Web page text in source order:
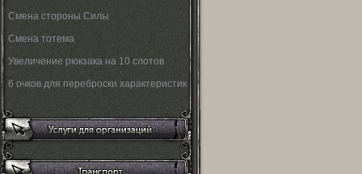
Смена стороны Силы
Смена тотема
Увеличение рюкзака на 10 слотов
6 очков для переброски характеристик